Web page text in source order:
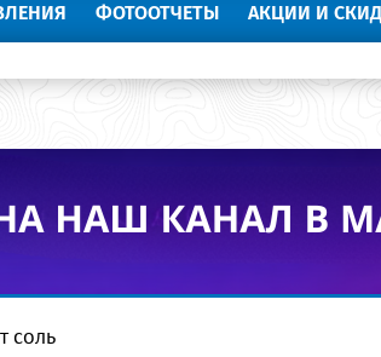
ФОТООТЧЕТЫ АКЦИИ И
соль